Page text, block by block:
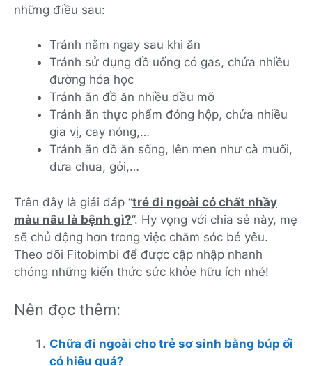
những điều sau:
Tránh nằm ngay sau khi ăn
Tránh sử dụng đồ uống có gas, chứa nhiều
đường hóa học
Tránh ăn đồ ăn nhiều dầu mỡ
Tránh ăn thực phẩm đóng hộp, chứa nhiều
gia vị, cay nóng,…
Tránh ăn đồ ăn sống, lên men như cà muối,
dưa chua, gỏi,…
Trên đây là giải đáp “trẻ đi ngoài có chất nhầy
màu nâu là bệnh gì?”. Hy vọng với chia sẻ này, mẹ
sẽ chủ động hơn trong việc chăm sóc bé yêu.
Theo dõi Fitobimbi để được cập nhập nhanh
chóng những kiến thức sức khỏe hữu ích nhé!
Nên đọc thêm:
Chữa đi ngoài cho trẻ sơ sinh bằng búp ổi
có hiệu quả?